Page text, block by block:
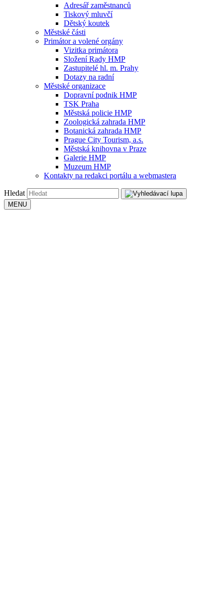
Adresář zaměstnanců
Tiskový mluvčí
Dětský koutek
Městské části
Primátor a volené orgány
Vizitka primátora
Složení Rady HMP
Zastupitelé hl. m. Prahy
Dotazy na radní
Městské organizace
Dopravní podnik HMP
TSK Praha
Městská policie HMP
Zoologická zahrada HMP
Botanická zahrada HMP
Prague City Tourism, a.s.
Městská knihovna v Praze
Galerie HMP
Muzeum HMP
Kontakty na redakci portálu a webmastera
Hledat
MENU